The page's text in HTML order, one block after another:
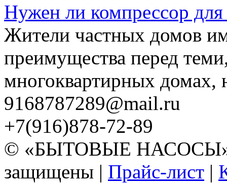
Нужен ли компрессор для
Жители частных домов
преимущества перед
многоквартирных домах,
9168787289@mail.ru
+7(916)878-72-89
© «БЫТОВЫЕ НАСОСЫ»
защищены | Прайс-лист |